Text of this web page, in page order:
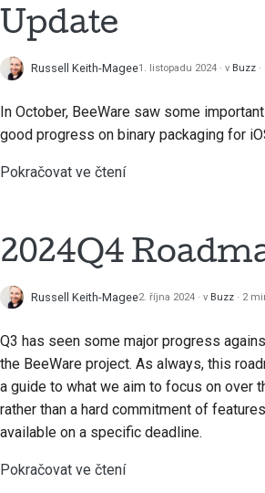
Provádění
Překlad
Proces
Proces
Zásady AI
Průvodce
Update
Russell Keith-Magee1. listopadu 2024 v Buzz
In October, BeeWare saw some
good progress on binary packaging for
Pokračovat ve čtení
2024Q4
Russell Keith-Magee2. října 2024 v Buzz 2
Q3 has seen some major progress
the BeeWare project. As always, this
a guide to what we aim to focus on over
rather than a hard commitment of
available on a specific deadline.
Pokračovat ve čtení